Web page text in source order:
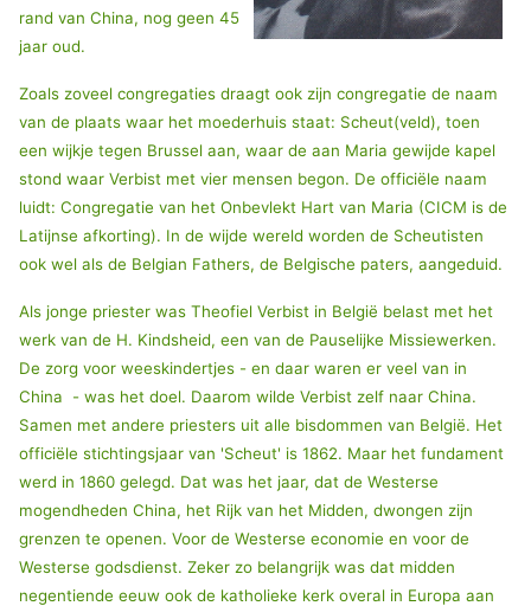
rand van China, nog geen 45
jaar oud.
Zoals zoveel congregaties draagt ook zijn congregatie de naam
van de plaats waar het moederhuis staat: Scheut(veld), toen
een wijkje tegen Brussel aan, waar de aan Maria gewijde kapel
stond waar Verbist met vier mensen begon. De officiële naam
luidt: Congregatie van het Onbevlekt Hart van Maria (CICM is de
Latijnse afkorting). In de wijde wereld worden de Scheutisten
ook wel als de Belgian Fathers, de Belgische paters, aangeduid.
Als jonge priester was Theofiel Verbist in België belast met het
werk van de H. Kindsheid, een van de Pauselijke Missiewerken.
De zorg voor weeskindertjes - en daar waren er veel van in
China - was het doel. Daarom wilde Verbist zelf naar China.
Samen met andere priesters uit alle bisdommen van België. Het
officiële stichtingsjaar van 'Scheut' is 1862. Maar het fundament
werd in 1860 gelegd. Dat was het jaar, dat de Westerse
mogendheden China, het Rijk van het Midden, dwongen zijn
grenzen te openen. Voor de Westerse economie en voor de
Westerse godsdienst. Zeker zo belangrijk was dat midden
negentiende eeuw ook de katholieke kerk overal in Europa aan